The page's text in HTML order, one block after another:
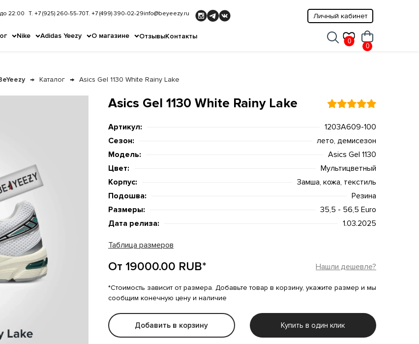
0
Личный кабинет
Nike Adidas Yeezy О магазине ОтзывыКонтакты
22:00 Т. +7 (925) 260-55-70Т. +7 (499) 390-02-29info@beyeezy.ru
0
Каталог Asics Gel 1130 White Rainy Lake
Asics Gel 1130 White Rainy Lake
Артикул:
1203A609-100
Сезон:
лето, демисезон
Модель:
Asics Gel 1130
Цвет:
Мультицветный
Корпус:
Замша, кожа, текстиль
Подошва:
Резина
Размеры:
35,5 - 56,5 Euro
Дата релиза:
1.03.2025
Таблица размеров
От 19000.00 RUB* Нашли дешевле?
*Стоимость зависит от размера. Добавьте товар в корзину, укажите размер и мы
сообщим конечную цену и наличие
Добавить в корзину Купить в один клик